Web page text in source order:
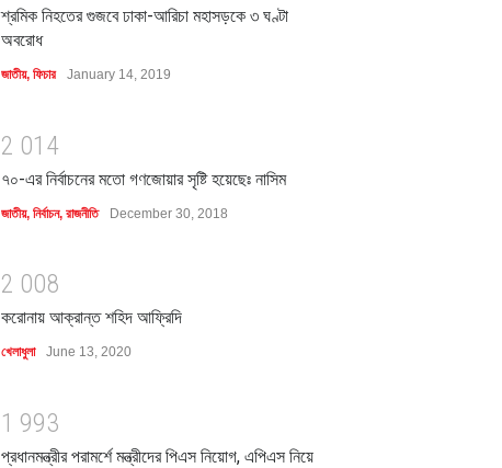
শ্রমিক নিহতের গুজবে ঢাকা-আরিচা মহাসড়কে ৩ ঘণ্টা
অবরোধ
জাতীয়, ফিচার January 14, 2019
2 01 4
৭০-এর নির্বাচনের মতো গণজোয়ার সৃষ্টি হয়েছেঃ নাসিম
জাতীয়, নির্বাচন, রাজনীতি December 30, 2018
2 008
করোনায় আক্রান্ত শহিদ আফ্রিদি
খেলাধুলা June 13, 2020
1 993
প্রধানমন্ত্রীর পরামর্শে মন্ত্রীদের পিএস নিয়োগ, এপিএস নিয়ে